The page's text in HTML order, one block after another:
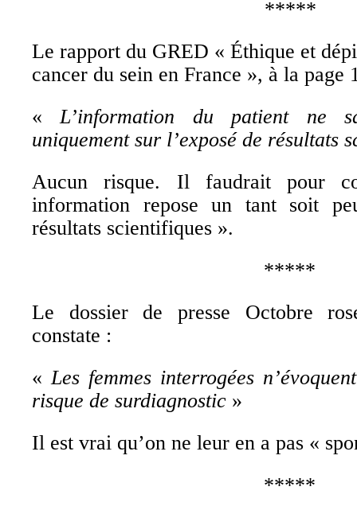
*****
Le rapport du GRED « Éthique et
cancer du sein en France », à la page
«L’information du patient ne
uniquement sur l’exposé de résultats
Aucun risque. Il faudrait pour
information repose un tant soit
résultats scientifiques ».
*****
Le dossier de presse Octobre
constate :
«Les femmes interrogées
risque de surdiagnostic »
Il est vrai qu’on ne leur en a pas «
*****